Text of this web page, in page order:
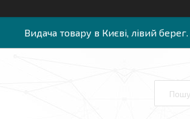
Видача товару в Києві, лівий